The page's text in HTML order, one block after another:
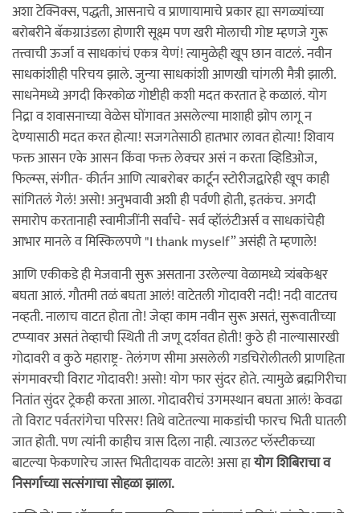
अशा टेक्निक्स, पद्धती, आसनाचे व प्राणायामाचे प्रकार ह्या सगळ्यांच्या
बरोबरीने बॅकग्राउंडला होणारी सूक्ष्म पण खरी मोलाची गोष्ट म्हणजे गुरू
तत्त्वाची ऊर्जा व साधकांचं एकत्र येणं! त्यामुळेही खूप छान वाटलं. नवीन
साधकांशीही परिचय झाले. जुन्या साधकांशी आणखी चांगली मैत्री झाली.
साधनेमध्ये अगदी किरकोळ गोष्टीही कशी मदत करतात हे कळालं. योग
निद्रा व शवासनाच्या वेळेस घोंगावत असलेल्या माशाही झोप लागू न
देण्यासाठी मदत करत होत्या! सजगतेसाठी हातभार लावत होत्या! शिवाय
फक्त आसन एके आसन किंवा फक्त लेक्चर असं न करता व्हिडिओज,
फिल्म्स, संगीत- कीर्तन आणि त्याबरोबर कार्टून स्टोरीजद्वारेही खूप काही
सांगितलं गेलं! असो! अनुभवावी अशी ही पर्वणी होती, इतकंच. अगदी
समारोप करतानाही स्वामीजींनी सर्वांचे- सर्व व्हॉलंटीअर्स व साधकांचेही
आभार मानले व मिस्किलपणे "I thank myself” असंही ते म्हणाले!
आणि एकीकडे ही‌ मेजवानी सुरू असताना उरलेल्या वेळामध्ये त्र्यंबकेश्वर
बघता आलं. गौतमी तळं बघता आलं! वाटेतली गोदावरी नदी! नदी वाटतच
नव्हती. नालाच वाटत होता तो! जेव्हा काम नवीन सुरू असतं, सुरूवातीच्या
टप्प्यावर असतं तेव्हाची स्थिती ती जणू दर्शवत होती! कुठे ही नाल्यासारखी
गोदावरी व कुठे महाराष्ट्र- तेलंगण सीमा असलेली गडचिरोलीतली प्राणहिता
संगमावरची विराट गोदावरी! असो! योग फार सुंदर होते. त्यामुळे ब्रह्मगिरीचा
नितांत सुंदर ट्रेकही करता आला. गोदावरीचं उगमस्थान बघता आलं! केवढा
तो विराट पर्वतरांगेचा परिसर! तिथे वाटेतल्या माकडांची फारच भिती घातली
जात होती. पण त्यांनी काहीच त्रास दिला नाही. त्याउलट प्लॅस्टीकच्या
बाटल्या फेकणारेच जास्त भितीदायक वाटले! असा हायोग शिबिराचा व
निसर्गाच्या सत्संगाचा सोहळा झाला.